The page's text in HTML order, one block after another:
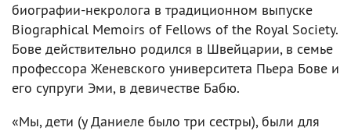
биографии-некролога в традиционном выпуске
Biographical Memoirs of Fellows of the Royal Society.
Бове действительно родился в Швейцарии, в семье
профессора Женевского университета Пьера Бове и
его супруги Эми, в девичестве Бабю.
«Мы, дети (у Даниеле было три сестры), были для